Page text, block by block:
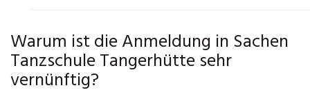
Warum ist die Anmeldung in Sachen
Tanzschule Tangerhütte sehr
vernünftig?